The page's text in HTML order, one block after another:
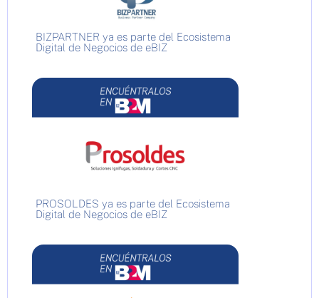
BIZPARTNER ya es parte del Ecosistema
Digital de Negocios de eBIZ
PROSOLDES ya es parte del Ecosistema
Digital de Negocios de eBIZ